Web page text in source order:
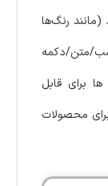
رنگ‌ها
متن/دکمه
برای قابل
محصولات